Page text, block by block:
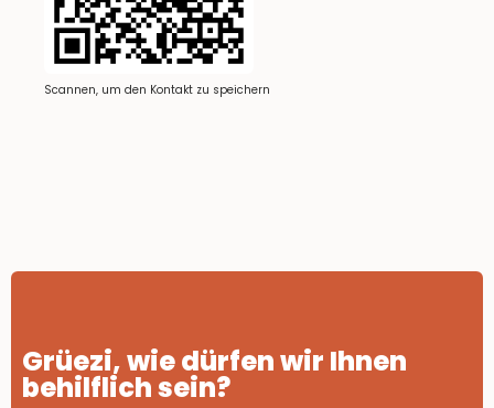
Scannen, um den Kontakt zu speichern
Grüezi, wie dürfen wir Ihnen
behilflich sein?